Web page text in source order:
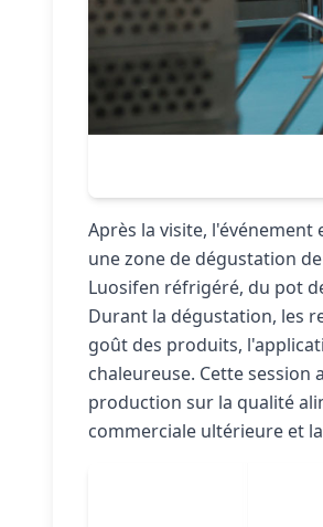
Après la visite,
une zone de dégustation
Luosifen réfrigéré, du pot
Durant la dégustation, les
goût des produits,
chaleureuse. Cette
production sur la qualité
commerciale ultérieure et